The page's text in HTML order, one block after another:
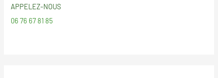
APPELEZ-NOUS
06 76 67 81 85